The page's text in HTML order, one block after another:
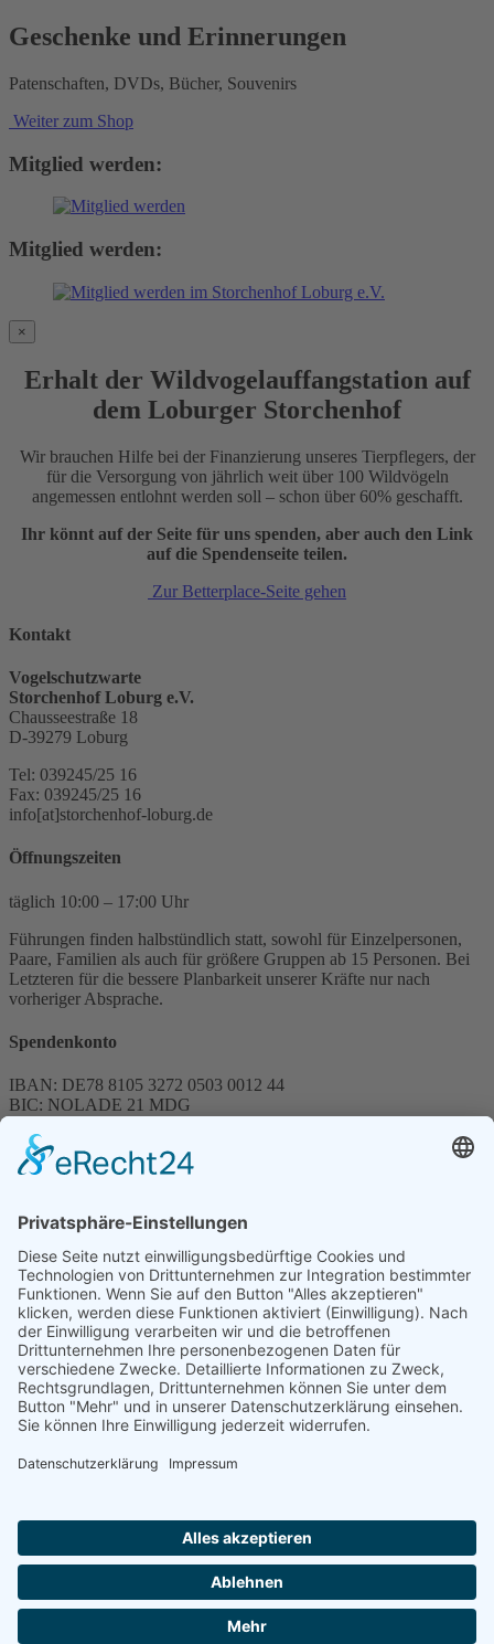
Geschenke und Erinnerungen
Patenschaften, DVDs, Bücher, Souvenirs
Weiter zum Shop
Mitglied werden:
Mitglied werden:
×
Erhalt der Wildvogelauffangstation auf
dem Loburger Storchenhof
Wir brauchen Hilfe bei der Finanzierung unseres Tierpflegers, der
für die Versorgung von jährlich weit über 100 Wildvögeln
angemessen entlohnt werden soll – schon über 60% geschafft.
Ihr könnt auf der Seite für uns spenden, aber auch den Link
auf die Spendenseite teilen.
Zur Betterplace-Seite gehen
Kontakt
Vogelschutzwarte
Storchenhof Loburg e.V.
Chausseestraße 18
D-39279 Loburg
Tel: 039245/25 16
Fax: 039245/25 16
info[at]storchenhof-loburg.de
Öffnungszeiten
täglich 10:00 – 17:00 Uhr
Führungen finden halbstündlich statt, sowohl für Einzelpersonen,
Paare, Familien als auch für größere Gruppen ab 15 Personen. Bei
Letzteren für die bessere Planbarkeit unserer Kräfte nur nach
vorheriger Absprache.
Spendenkonto
IBAN: DE78 8105 3272 0503 0012 44
BIC: NOLADE 21 MDG
Spenden können steuerlich abgesetzt werden
Förderung
© 1987 – 2025
Storchenhof Loburg e.V.
Alle Rechte vorbehalten.
Cookie-Einstellungen
Navigation überspringen
Impressum
Haftungsausschluss
Facebook
YouTube